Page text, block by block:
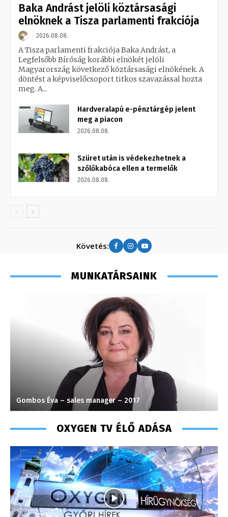
Baka Andrást jelöli köztársasági
elnöknek a Tisza parlamenti frakciója
2026.08.08.
A Tisza parlamenti frakciója Baka Andrást, a
Legfelsőbb Bíróság korábbi elnökét jelöli
Magyarország következő köztársasági elnökének. A
döntést a képviselőcsoport titkos szavazással hozta
meg. A...
Hardveralapú e-pénztárgép jelent
meg a piacon
2026.08.08.
Szüret után is védekezhetnek a
szőlőkabóca ellen a termelők
2026.08.08.
Követés:
MUNKATÁRSAINK
Szentgáthi Csaba – főszerkesztő – 2008
OXYGEN TV ÉLŐ ADÁSA